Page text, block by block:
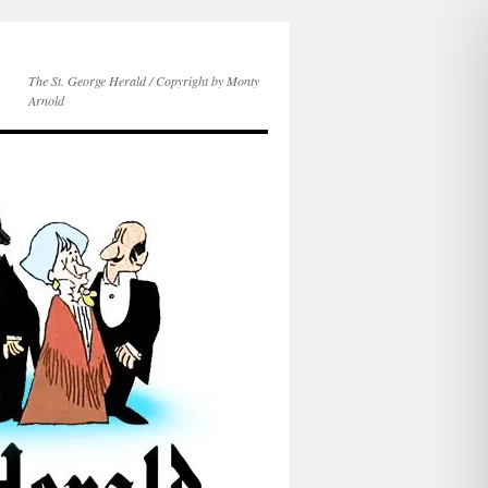
The St. George Herald / Copyright by Monty
Arnold